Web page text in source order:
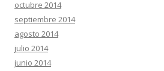
octubre 2014
septiembre 2014
agosto 2014
julio 2014
junio 2014